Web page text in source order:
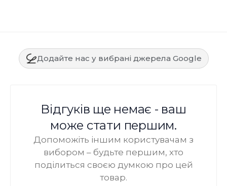
Додайте нас у вибрані джерела Google
Відгуків ще немає - ваш
може стати першим.
Допоможіть іншим користувачам з
вибором – будьте першим, хто
поділиться своєю думкою про цей
товар.